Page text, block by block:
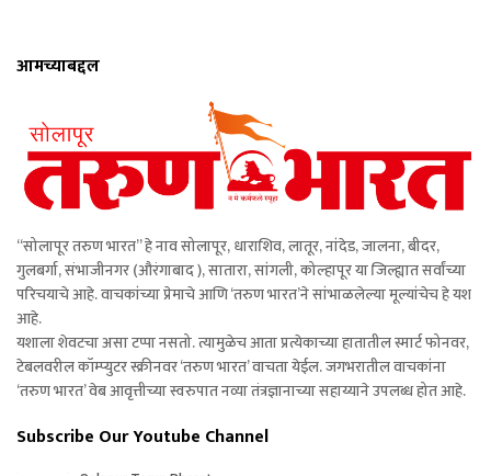
आमच्याबद्दल
“सोलापूर तरुण भारत” हे नाव सोलापूर, धाराशिव, लातूर, नांदेड, जालना, बीदर,
गुलबर्गा, संभाजीनगर (औरंगाबाद ), सातारा, सांगली, कोल्हापूर या जिल्ह्यात सर्वांच्या
परिचयाचे आहे. वाचकांच्या प्रेमाचे आणि ‘तरुण भारत’ने सांभाळलेल्या मूल्यांचेच हे यश
आहे.
यशाला शेवटचा असा टप्पा नसतो. त्यामुळेच आता प्रत्येकाच्या हातातील स्मार्ट फोनवर,
टेबलवरील कॉम्प्युटर स्क्रीनवर ‘तरुण भारत’ वाचता येईल. जगभरातील वाचकांना
‘तरुण भारत’ वेब आवृत्तीच्या स्वरुपात नव्या तंत्रज्ञानाच्या सहाय्याने उपलब्ध होत आहे.
Subscribe Our Youtube Channel